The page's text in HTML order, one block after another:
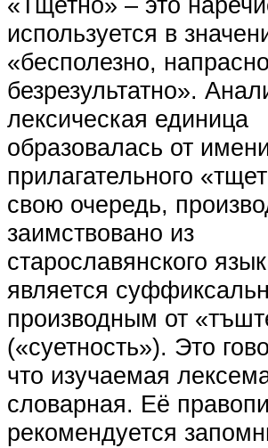
используется в
«бесполезно,
безрезультатно».
лексическая единица
образовалась от
прилагательного
свою очередь,
заимствовано из
старославянского
является
производным от
(«суетность»). Это
что изучаемая
словарная. Её
рекомендуется